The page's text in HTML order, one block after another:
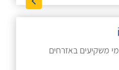
משקיעים באזרחים